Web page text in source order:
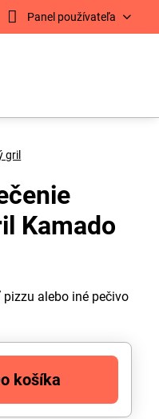
Panel používateľa
gril
Kamado
alebo iné pečivo
Do košíka